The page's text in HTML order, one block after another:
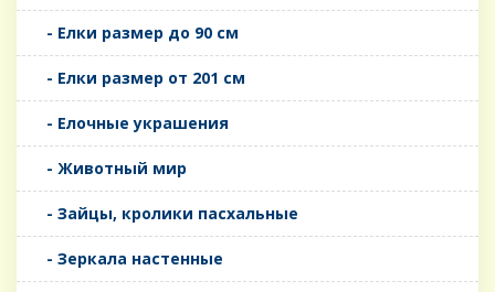
- Елки размер до 90 см
- Елки размер от 201 см
- Елочные украшения
- Животный мир
- Зайцы, кролики пасхальные
- Зеркала настенные